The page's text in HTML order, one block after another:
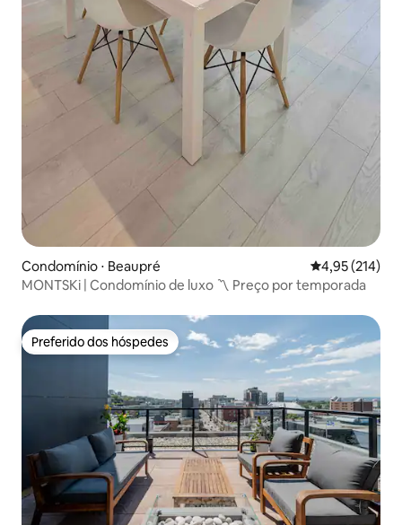
Condomínio ⋅ Beaupré 4,95 de uma
4,95 (214)
MONTSKi | Condomínio de luxo 〽️ Preço por temporada
Preferido dos hóspedes
Preferido dos hóspedes